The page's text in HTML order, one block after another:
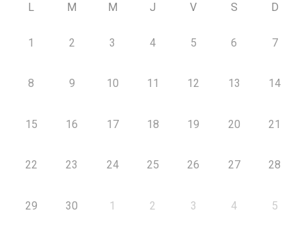
L M M J V S D
1 2 3 4 5 6 7
8 9 10 11 12 13 14
15 16 17 18 19 20 21
22 23 24 25 26 27 28
29 30 1 2 3 4 5